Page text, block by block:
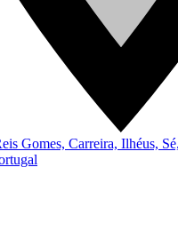
Gomes, Carreira, Ilhéus,